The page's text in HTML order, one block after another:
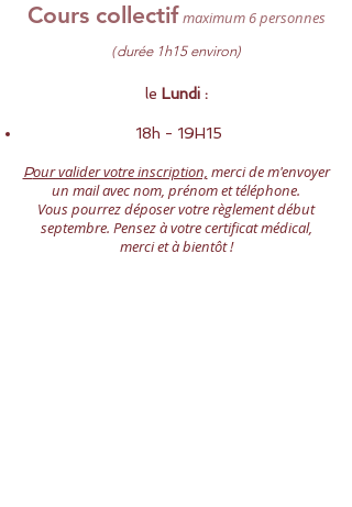
Cours collectif maximum 6 personnes
(durée 1h15 environ)
le Lundi :
18h - 19H15
Pour valider votre inscription, merci de m'envoyer
un mail avec nom, prénom et téléphone.
Vouspourrez déposer votre règlement début
septembre. Pensez à votre certificat médical,
merci et à bientôt !